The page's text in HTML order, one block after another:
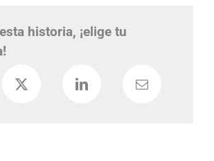
historia, ¡elige tu